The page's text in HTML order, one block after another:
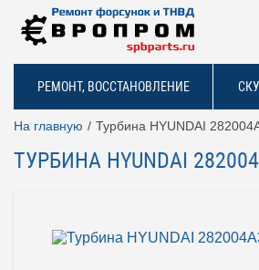
РЕМОНТ, ВОССТАНОВЛЕНИЕ
На главную Турбина HYUNDAI
ТУРБИНА HYUNDAI